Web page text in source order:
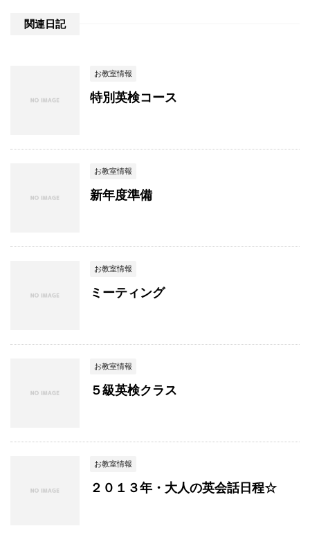
関連日記
お教室情報
特別英検コース
お教室情報
新年度準備
お教室情報
ミーティング
お教室情報
５級英検クラス
お教室情報
２０１３年・大人の英会話日程☆